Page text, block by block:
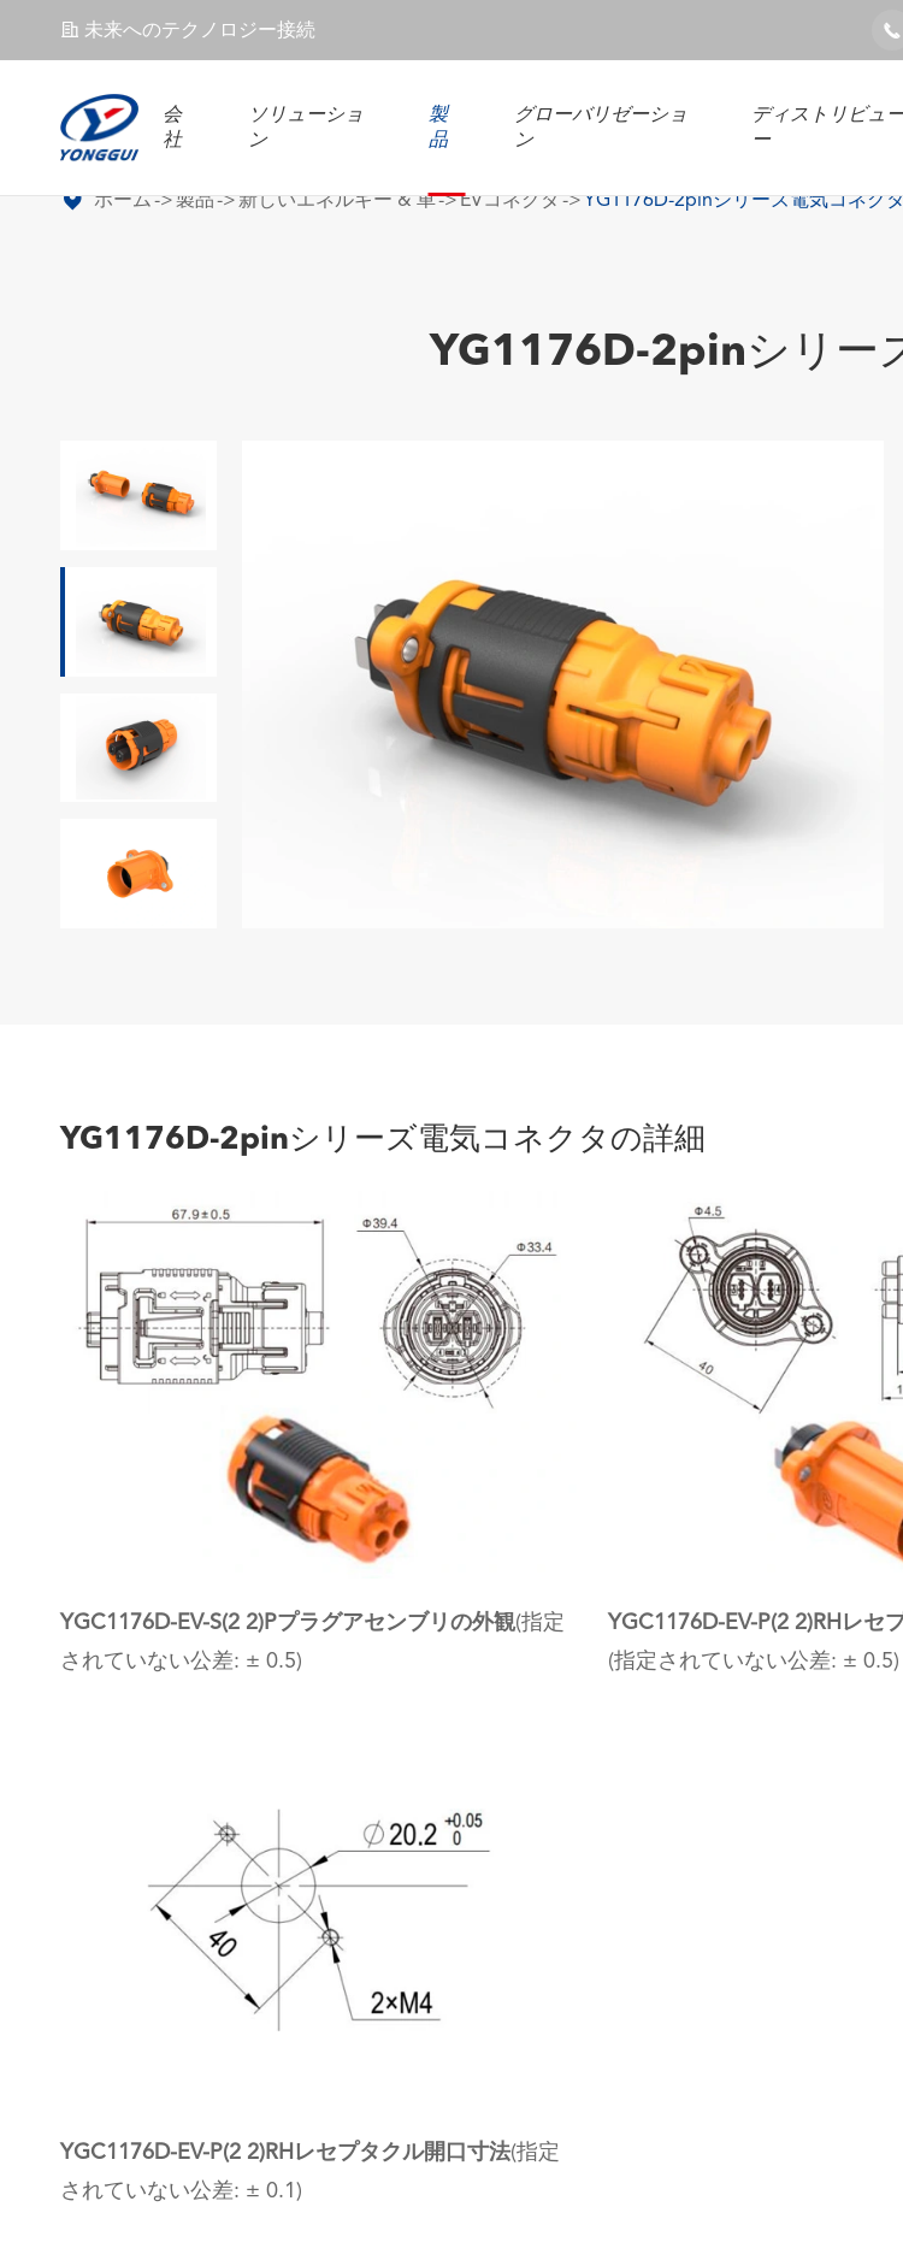
𐄀 未来へのテクノロジー接続 
会
社
ソリューショ
ン
製
品
グローバリゼーショ
ン
ディストリビュ
ー
ホーム 製品 新しいエネルギー & 車 EVコネクタ YG1176D-2pinシリーズ電気コネク
YG1176D-2pinシリー
YG1176D-2pinシリーズ電気コネクタの詳細
YGC1176D-EV-S(2 2)Pプラグアセンブリの外観(指定
されていない公差: ± 0.5)
YGC1176D-EV-P(2 2)RHレセ
(指定されていない公差: ± 0.5)
YGC1176D-EV-P(2 2)RHレセプタクル開口寸法(指定
されていない公差: ± 0.1)